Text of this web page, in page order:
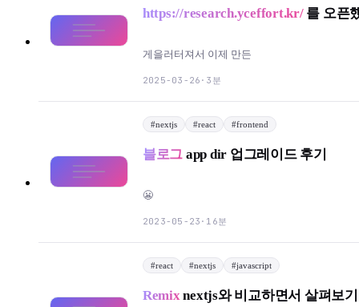
https://research.yceffort.kr/를 오픈
게을러터져서 이제 만든
2025-03-26 · 3분
#nextjs #react #frontend
블로그 app dir 업그레이드 후기
😬
2023-05-23 · 16분
#react #nextjs #javascript
Remix nextjs와 비교하면서 살펴보기